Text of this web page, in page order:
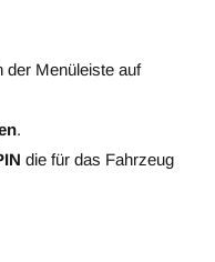
der Menüleiste auf
.
die für das Fahrzeug